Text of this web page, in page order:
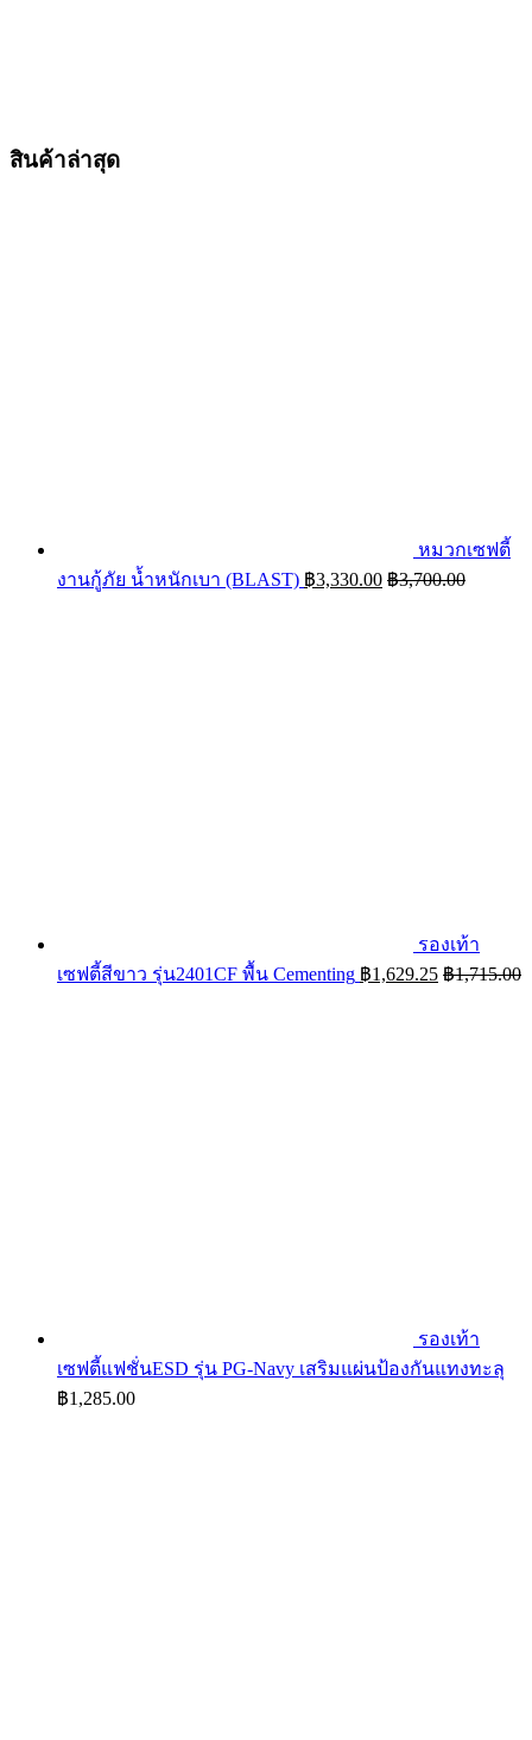
สินค้าล่าสุด
หมวกเซฟตี้
งานกู้ภัย น้ำหนักเบา (BLAST) ฿3,330.00 ฿3,700.00
รองเท้า
เซฟตี้สีขาว รุ่น2401CF พื้น Cementing ฿1,629.25 ฿1,715.00
รองเท้า
เซฟตี้แฟชั่นESD รุ่น PG-Navy เสริมแผ่นป้องกันแทงทะลุ
฿1,285.00